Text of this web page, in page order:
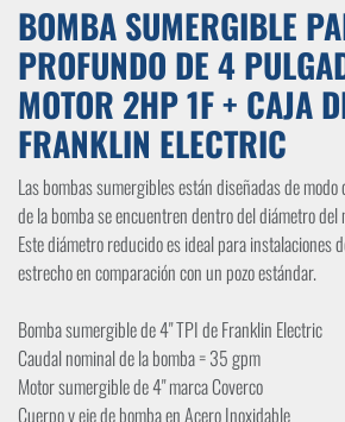
BOMBA SUMERGIBLE
PROFUNDO DE 4
MOTOR 2HP 1F + CAJA
FRANKLIN ELECTRIC
Las bombas sumergibles están diseñadas de
de la bomba se encuentren dentro del diámetro
Este diámetro reducido es ideal para instalaciones
estrecho en comparación con un pozo estándar.
Bomba sumergible de 4" TPI de Franklin Electric
Caudal nominal de la bomba = 35 gpm
Motor sumergible de 4" marca Coverco
Cuerpo y eje de bomba en Acero Inoxidable